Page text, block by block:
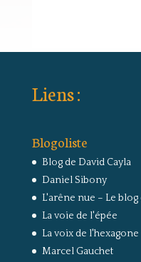
Liens :
Blogoliste
Blog de David Cayla
Daniel Sibony
L'arêne nue – Le
La voie de l'épée
La voix de l'hexagone
Marcel Gauchet